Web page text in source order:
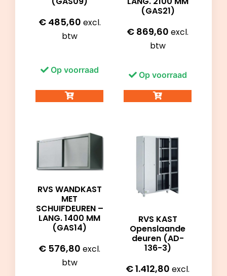
€485,60 excl.
btw
Op voorraad
(GAS21)
€ 869,60 excl.
btw
Op voorraad
RVS WANDKAST
MET
SCHUIFDEUREN –
LANG. 1400 MM
(GAS14)
€ 576,80 excl.
btw
RVS KAST
Openslaande
deuren (AD-
136-3)
€1.412,80 excl.